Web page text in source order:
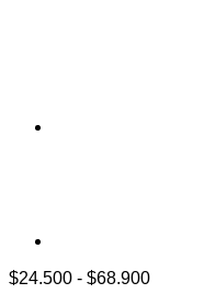
$24.500 - $68.900Rango